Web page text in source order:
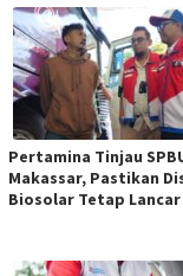
Pertamina Tinjau
Makassar, Pastikan
Biosolar Tetap Lancar